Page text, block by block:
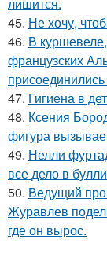
лишится.
45. Не хочу,
46. В
французских
47. Гигиена в
48. Ксения
фигура
49. Нелли
все дело в
50. Ведущий
Журавлев
где он вырос.